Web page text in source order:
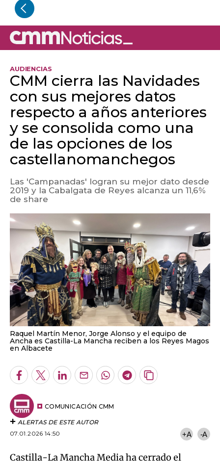
AUDIENCIAS
CMM cierra las Navidades
con sus mejores datos
respecto a años anteriores
y se consolida como una
de las opciones de los
castellanomanchegos
Las 'Campanadas' logran su mejor dato desde
2019 y la Cabalgata de Reyes alcanza un 11,6%
de share
Raquel Martín Menor, Jorge Alonso y el equipo de
Ancha es Castilla-La Mancha reciben a los Reyes Magos
en Albacete
Facebook
TwitterLinkedInEnviarWhatsapp
Telegram
Copiar
COMUNICACIÓN CMM
ALERTAS DE ESTE AUTOR
07.01.2026 14:50
+A -A
Castilla-La Mancha Media ha cerrado el